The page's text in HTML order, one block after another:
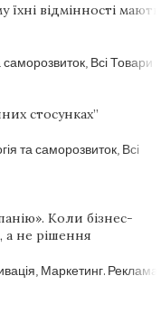
їхні відмінності мають
саморозвиток, Всі Товари
стосунках”
та саморозвиток, Всі
Коли бізнес-
а не рішення
, Маркетинг. Реклама